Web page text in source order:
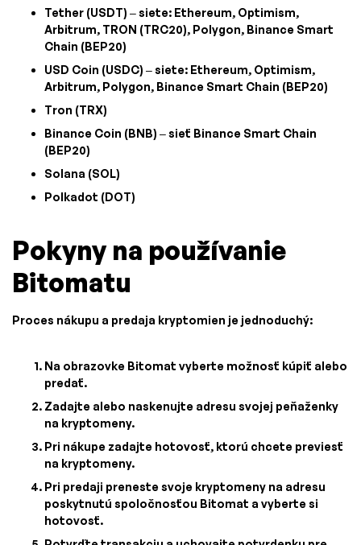
Tether (USDT) – siete: Ethereum, Optimism,
Arbitrum, TRON (TRC20), Polygon, Binance Smart
Chain (BEP20)
USD Coin (USDC) – siete: Ethereum, Optimism,
Arbitrum, Polygon, Binance Smart Chain (BEP20)
Tron (TRX)
Binance Coin (BNB) – sieť Binance Smart Chain
(BEP20)
Solana (SOL)
Polkadot (DOT)
Pokyny na používanie
Bitomatu
Proces nákupu a predaja kryptomien je jednoduchý:
Na obrazovke Bitomat vyberte možnosť kúpiť alebo
predať.
Zadajte alebo naskenujte adresu svojej peňaženky
na kryptomeny.
Pri nákupe zadajte hotovosť, ktorú chcete previesť
na kryptomeny.
Pri predaji preneste svoje kryptomeny na adresu
poskytnutú spoločnosťou Bitomat a vyberte si
hotovosť.